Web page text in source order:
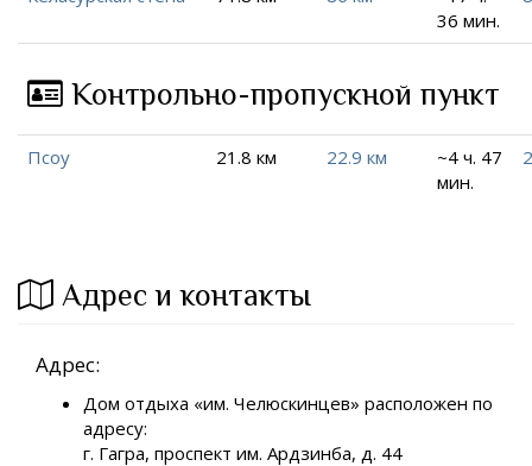
36 мин.
Контрольно-пропускной пункт
Псоу 21.8 км 22.9 км
~4 ч. 47
мин.
Адрес и контакты
Адрес:
Дом отдыха «им. Челюскинцев» расположен по
адресу:
г. Гагра, проспект им. Ардзинба, д. 44